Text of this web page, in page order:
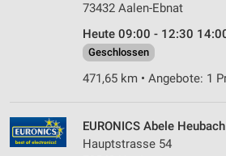
73432 Aalen-Ebnat
Heute 09:00 - 12:30
Geschlossen
471,65 km • Angebote: 1
EURONICS Abele Heubach
Hauptstrasse 54